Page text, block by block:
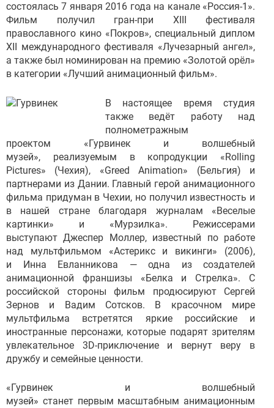
состоялась 7 января 2016 года на канале «Россия-1».
Фильм получил гран-при XIII фестиваля
православного кино «Покров», специальный диплом
XII международного фестиваля «Лучезарный ангел»,
а также был номинирован на премию «Золотой орёл»
в категории «Лучший анимационный фильм».
В настоящее время студия
также ведёт работу над
полнометражным
проектом «Гурвинек и волшебный
музей», реализуемым в копродукции «Rolling
Pictures» (Чехия), «Greed Animation» (Бельгия) и
партнерами из Дании. Главный герой анимационного
фильма придуман в Чехии, но получил известность и
в нашей стране благодаря журналам «Веселые
картинки» и «Мурзилка». Режиссерами
выступают Джеспер Моллер, известный по работе
над мультфильмом «Астерикс и викинги» (2006),
и Инна Евланникова — одна из создателей
анимационной франшизы «Белка и Стрелка». С
российской стороны фильм продюсируют Сергей
Зернов и Вадим Сотсков. В красочном мире
мультфильма встретятся яркие российские и
иностранные персонажи, которые подарят зрителям
увлекательное 3D-приключение и вернут веру в
дружбу и семейные ценности.
«Гурвинек и волшебный
музей» станет первым масштабным анимационным